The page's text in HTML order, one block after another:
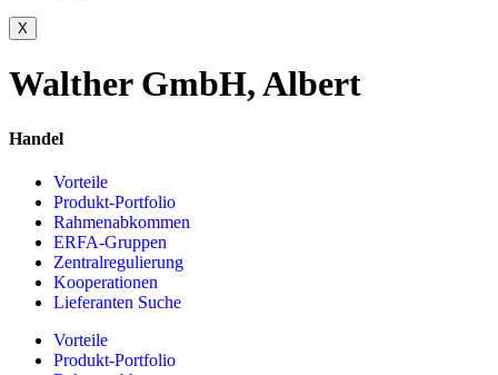
X
Walther GmbH, Albert
Handel
Vorteile
Produkt-Portfolio
Rahmenabkommen
ERFA-Gruppen
Zentralregulierung
Kooperationen
Lieferanten Suche
Vorteile
Produkt-Portfolio